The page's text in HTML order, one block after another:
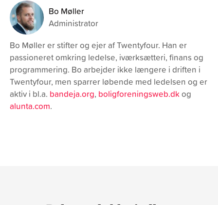
Bo Møller
Administrator
Bo Møller er stifter og ejer af Twentyfour. Han er
passioneret omkring ledelse, iværksætteri, finans og
programmering. Bo arbejder ikke længere i driften i
Twentyfour, men sparrer løbende med ledelsen og er
aktiv i bl.a. bandeja.org, boligforeningsweb.dk og
alunta.com.